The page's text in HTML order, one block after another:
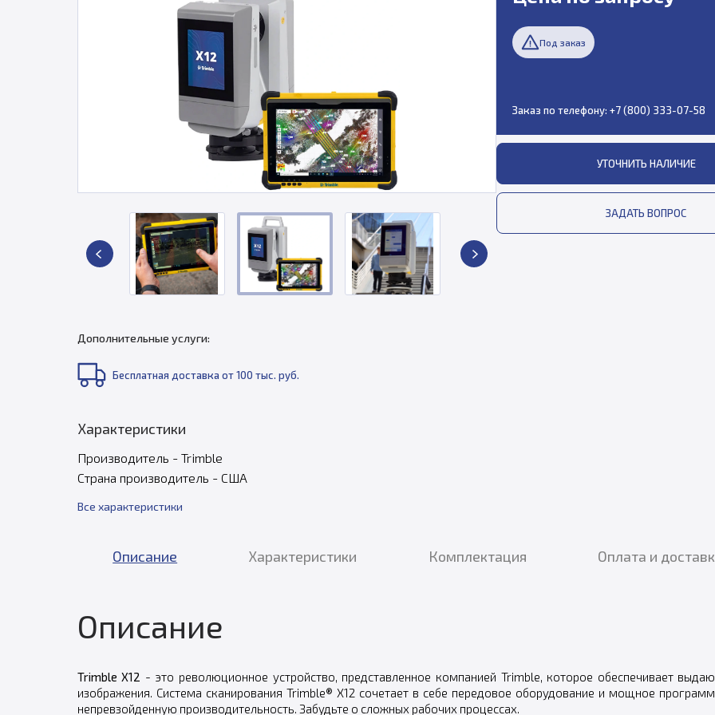
Под заказ
Заказ по телефону: +7 (800) 333-07-58
УТОЧНИТЬ НАЛИЧИЕ
ЗАДАТЬ ВОПРОС
Дополнительные услуги:
Бесплатная доставка от 100 тыс. руб.
Характеристики
Производитель - Trimble
Страна производитель - США
Все характеристики
Описание Характеристики Комплектация Оплата и
Описание
Trimble X12 - это революционное устройство, представленное компанией Trimble, которое обеспечивает
изображения. Система сканирования Trimble® X12 сочетает в себе передовое оборудование и мощное
непревзойденную производительность. Забудьте о сложных рабочих процессах.